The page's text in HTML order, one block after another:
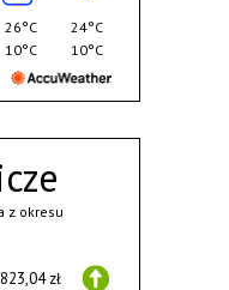
z okresu
823,04 zł
26°C
10°C
24°C
10°C